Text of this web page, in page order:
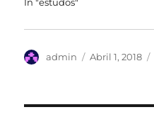
Autor
admin
Publicado
Abril 1, 2018